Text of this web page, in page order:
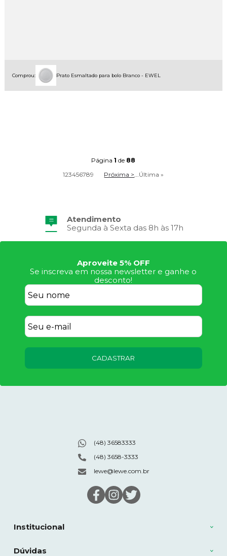
Comprou: Prato Esmaltado para bolo Branco - EWEL
Página1 de 88
123456789 Próxima >...Última »
Atendimento
Segunda à Sexta das 8h às 17h
Aproveite 5% OFF
Se inscreva em nossa newsletter e ganhe o
desconto!
CADASTRAR
Institucional
Dúvidas
(48) 36583333
(48) 3658-3333
lewe@lewe.com.br